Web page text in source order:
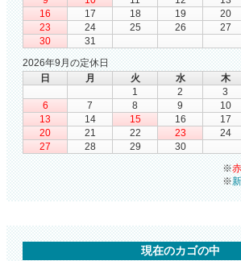
16
17 18 19 20
23
24 25 26 27
30
31
2026年9月の定休日
日
月 火 水 木
1
2 3
6
7 8 9 10
13
14 15 16 17
20
21 22 23 24
27
28 29
30
※
※
現在のカゴの中